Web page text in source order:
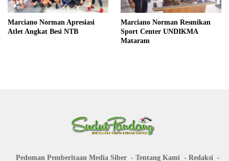
Marciano Norman Apresiasi
Atlet Angkat Besi NTB
Marciano Norman Resmikan
Sport Center UNDIKMA
Mataram
Pedoman Pemberitaan Media Siber Tentang Kami Redaksi